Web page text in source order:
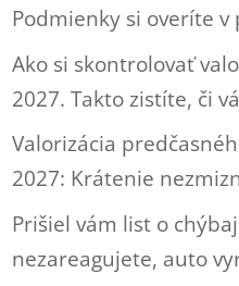
Podmienky si overíte
Ako si skontrolovať
2027. Takto zistíte, či
Valorizácia
2027: Krátenie
Prišiel vám list o
nezareagujete, auto